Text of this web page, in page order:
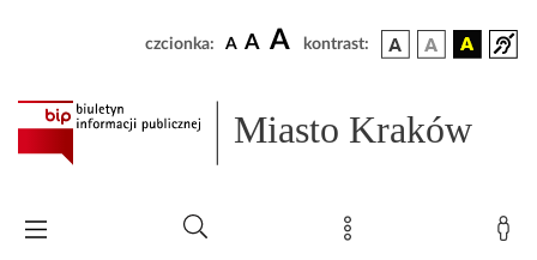
czcionka: A A A kontrast:
Miasto Kraków